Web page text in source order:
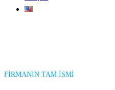
FİRMANIN TAM İSMİ